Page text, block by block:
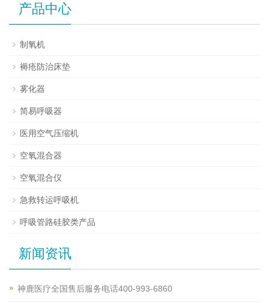
产品中心
制氧机
褥疮防治床垫
雾化器
简易呼吸器
医用空气压缩机
空氧混合器
空氧混合仪
急救转运呼吸机
呼吸管路硅胶类产品
新闻资讯
神鹿医疗全国售后服务电话400-993-6860